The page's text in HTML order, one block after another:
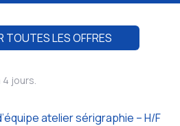
TOUTES LES OFFRES
4 jours.
atelier sérigraphie – H/F